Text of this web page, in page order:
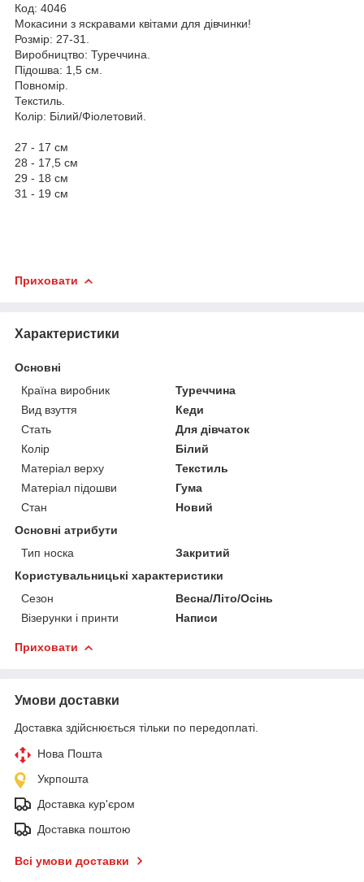
Код: 4046
Мокасини з яскравами квітами для дівчинки!
Розмір: 27-31.
Виробництво: Туреччина.
Підошва: 1,5 см.
Повномір.
Текстиль.
Колір: Білий/Фіолетовий.
27 - 17 см
28 - 17,5 см
29 - 18 см
31 - 19 см
Приховати
Характеристики
Основні
Країна виробник
Туреччина
Вид взуття
Кеди
Стать
Для дівчаток
Колір
Білий
Матеріал верху
Текстиль
Матеріал підошви
Гума
Стан
Новий
Основні атрибути
Тип носка
Закритий
Користувальницькі характеристики
Сезон
Весна/Літо/Осінь
Візерунки і принти
Написи
Приховати
Умови доставки
Доставка здійснюється тільки по передоплаті.
Нова Пошта
Укрпошта
Доставка кур'єром
Доставка поштою
Всі умови доставки